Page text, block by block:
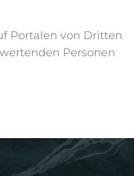
Portalen von Dritten
Personen